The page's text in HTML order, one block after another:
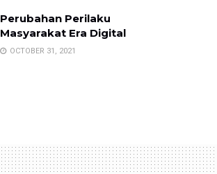
Perubahan Perilaku
Masyarakat Era Digital
OCTOBER 31, 2021